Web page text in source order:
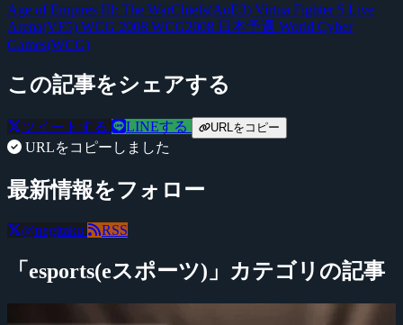
Age of Empires III: The WarChiefs(AoE3) Virtua Fighter 5 Live
Arena(VF5) WCG 2008 WCG2008 日本予選 World Cyber
Games(WCG)
この記事をシェアする
ツイートする LINEする URLをコピー
URLをコピーしました
最新情報をフォロー
@negitaku RSS
「esports(eスポーツ)」カテゴリの記事